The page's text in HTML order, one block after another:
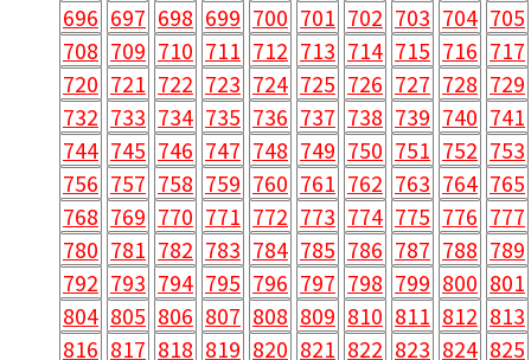
696 697 698 699 700 701 702 703 704 705
708 709 710 711 712 713 714 715 716 717
720 721 722 723 724 725 726 727 728 729
732 733 734 735 736 737 738 739 740 741
744 745 746 747 748 749 750 751 752 753
756 757 758 759 760 761 762 763 764 765
768 769 770 771 772 773 774 775 776 777
780 781 782 783 784 785 786 787 788 789
792 793 794 795 796 797 798 799 800 801
804 805 806 807 808 809 810 811 812 813
816 817 818 819 820 821 822 823 824 825